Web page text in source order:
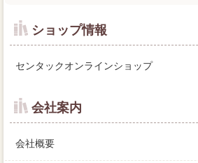
ショップ情報
センタックオンラインショップ
会社案内
会社概要